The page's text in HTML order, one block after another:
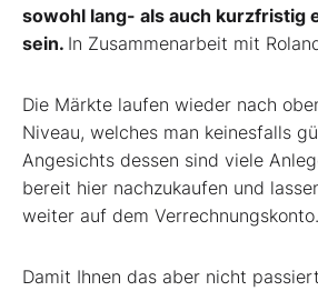
sowohl lang- als auch kurzfristig
sein. In Zusammenarbeit mit
Die Märkte laufen wieder nach
Niveau, welches man keinesfalls
Angesichts dessen sind viele
bereit hier nachzukaufen und
weiter auf dem Verrechnungskonto.
Damit Ihnen das aber nicht